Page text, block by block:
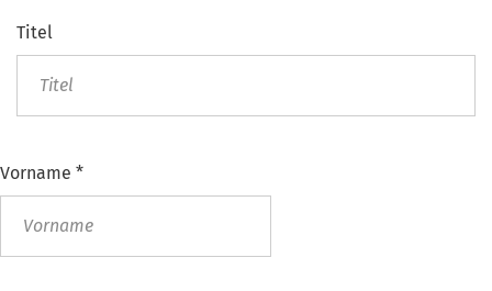
Titel
Vorname *